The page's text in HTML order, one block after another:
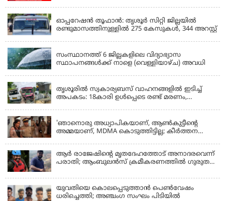
ഓപ്പറേഷൻ തൂഫാൻ: തൃശൂർ സിറ്റി ജില്ലയിൽ
രണ്ടുമാസത്തിനുള്ളിൽ 275 കേസുകൾ, 344 അറസ്റ്റ്
സംസ്ഥാനത്ത് 6 ജില്ലകളിലെ വിദ്യാഭ്യാസ
സ്ഥാപനങ്ങൾക്ക് നാളെ (വെള്ളിയാഴ്ച) അവധി
തൃശൂരിൽ സ്വകാര്യബസ് വാഹനങ്ങളില്‍ ഇടിച്ച്
അപകടം: 18കാരി ഉൾപ്പെടെ രണ്ട് മരണം,
'ഞാനൊരു അധ്യാപികയാണ്, ആണ്‍കുട്ടീന്റെ
അമ്മയാണ്‌, MDMA കൊടുത്തിട്ടില്ല; കീർത്തന
ആര്‍ രാജേഷിന്റെ മൃതദേഹത്തോട് അനാദരവെന്ന്
പരാതി; ആംബുലന്‍സ് ക്രമീകരണത്തില്‍ ഗുരുതര
ഫ്രീസര്‍ സംവിധാനം ഇല്ലാതെയെന്നും ആരോപണം
യുവതിയെ കൊലപ്പെടുത്താൻ പെൺവേഷം
ധരിച്ചെത്തി; അഞ്ചംഗ സംഘം പിടിയിൽ